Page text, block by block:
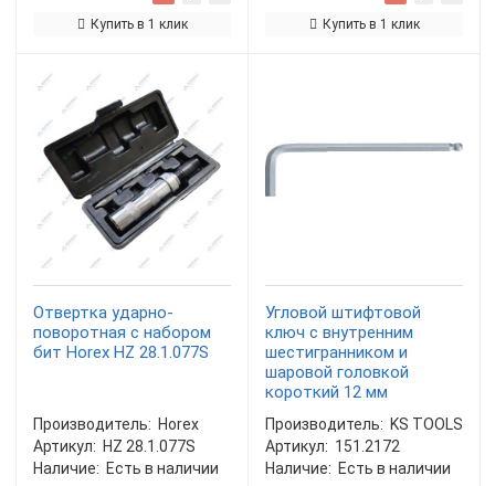
Купить в 1 клик Купить в 1 клик
Отвертка ударно-
поворотная с набором
бит Horex HZ 28.1.077S
Производитель: Horex
Артикул: HZ 28.1.077S
Наличие: Есть в наличии
Угловой штифтовой
ключ с внутренним
шестигранником и
шаровой головкой
короткий 12 мм
Производитель: KS TOOLS
Артикул: 151.2172
Наличие: Есть в наличии